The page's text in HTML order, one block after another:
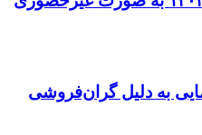
به دلیل گران‌فروشی